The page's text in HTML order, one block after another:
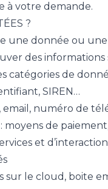
à votre demande.
?
une donnée ou
des informations
catégories de
SIREN…
email, numéro de
de
et
sur le cloud, boite